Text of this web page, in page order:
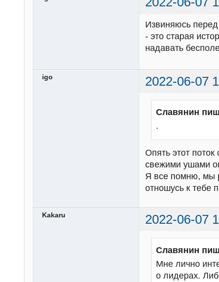
Извиняюсь
- это старая
надавать
igo 2022-06-07
Славянин
.
Опять этот
свежими ушами
Я все помню, мы
отношусь к тебе
Kakaru 2022-06-07
Славянин
Мне лично
о лидерах.